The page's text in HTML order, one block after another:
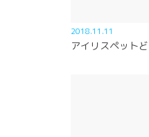
2018.11.11
アイリスペット